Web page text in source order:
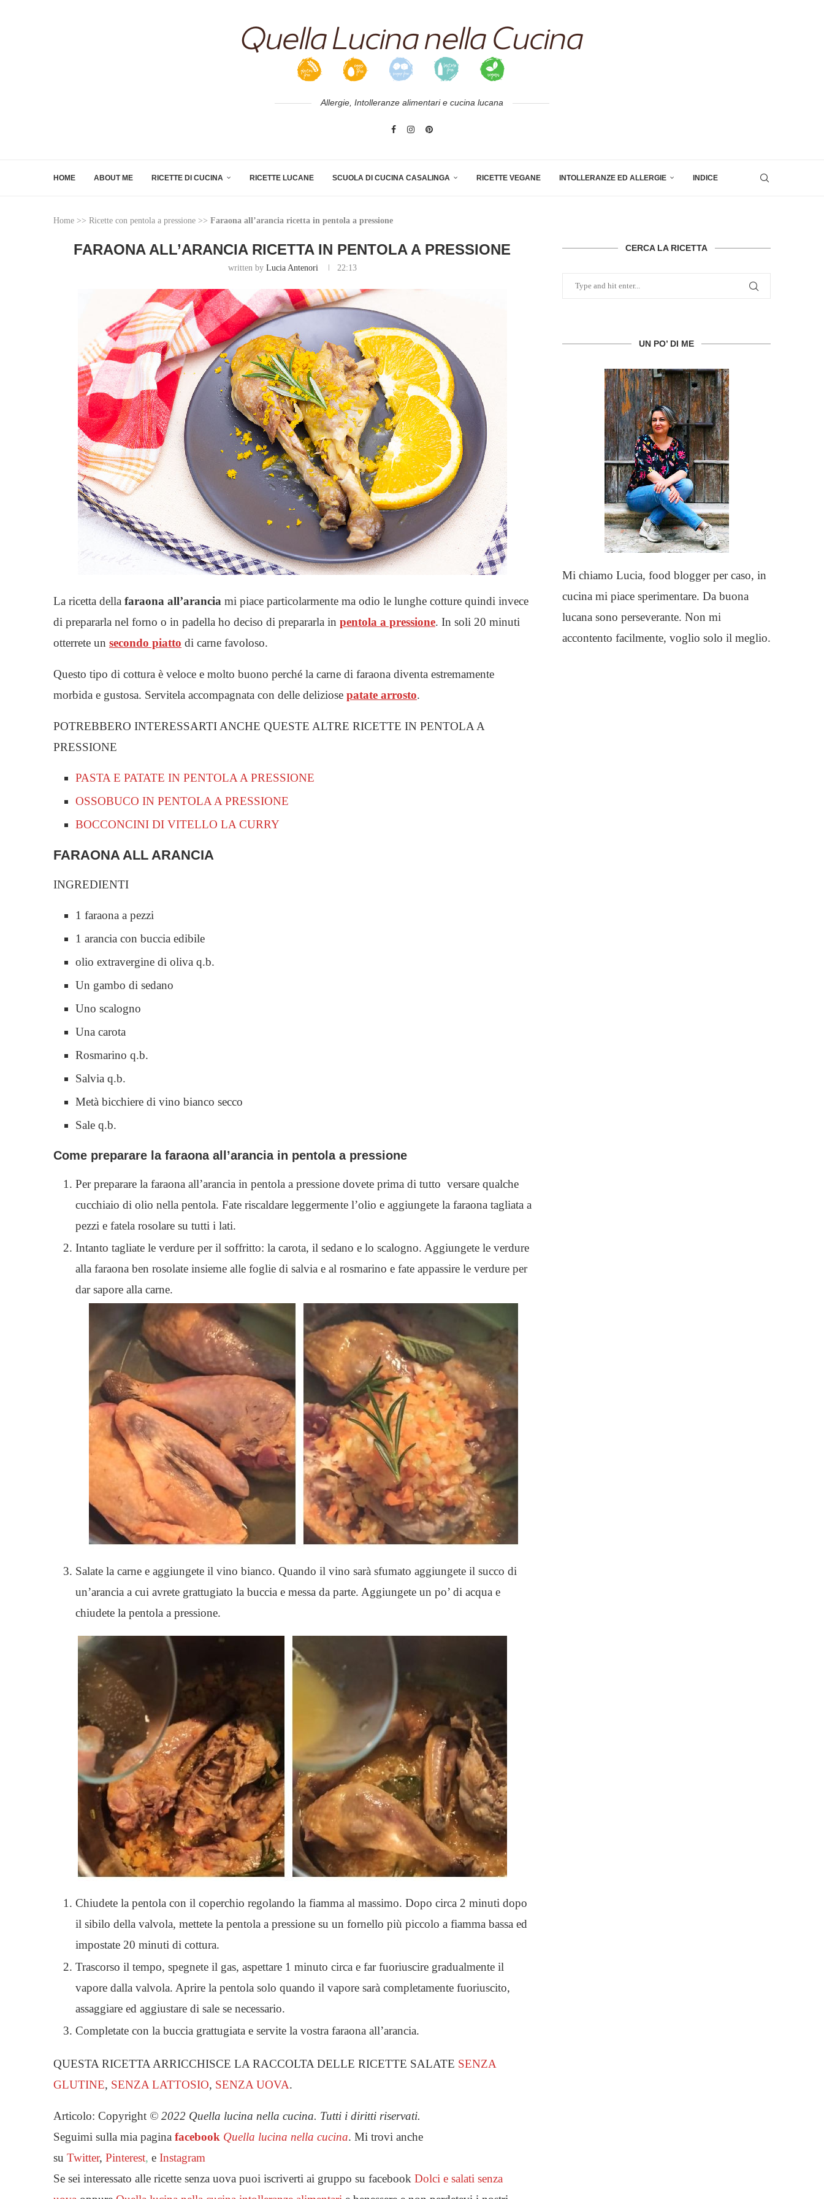
Allergie, Intolleranze alimentari e cucina lucana
HOME ABOUT ME RICETTE DI CUCINA RICETTE LUCANE SCUOLA DI CUCINA CASALINGA RICETTE VEGANE INTOLLERANZE ED ALLERGIE INDICE
Home >> Ricette con pentola a pressione >> Faraona all’arancia ricetta in pentola a pressione
FARAONA ALL’ARANCIA RICETTA IN PENTOLA A PRESSIONE
written by Lucia Antenori 22:13
La ricetta della faraona all’arancia mi piace particolarmente ma odio le lunghe cotture quindi invece
di prepararla nel forno o in padella ho deciso di prepararla in pentola a pressione. In soli 20 minuti
otterrete un secondo piatto di carne favoloso.
Questo tipo di cottura è veloce e molto buono perché la carne di faraona diventa estremamente
morbida e gustosa. Servitela accompagnata con delle deliziose patate arrosto.
POTREBBERO INTERESSARTI ANCHE QUESTE ALTRE RICETTE IN PENTOLA A
PRESSIONE
PASTA E PATATE IN PENTOLA A PRESSIONE
OSSOBUCO IN PENTOLA A PRESSIONE
BOCCONCINI DI VITELLO LA CURRY
FARAONA ALL ARANCIA
INGREDIENTI
1 faraona a pezzi
1 arancia con buccia edibile
olio extravergine di oliva q.b.
Un gambo di sedano
Uno scalogno
Una carota
Rosmarino q.b.
Salvia q.b.
Metà bicchiere di vino bianco secco
Sale q.b.
Come preparare la faraona all’arancia in pentola a pressione
Per preparare la faraona all’arancia in pentola a pressione dovete prima di tutto versare qualche
cucchiaio di olio nella pentola. Fate riscaldare leggermente l’olio e aggiungete la faraona tagliata a
pezzi e fatela rosolare su tutti i lati.
Intanto tagliate le verdure per il soffritto: la carota, il sedano e lo scalogno. Aggiungete le verdure
alla faraona ben rosolate insieme alle foglie di salvia e al rosmarino e fate appassire le verdure per
dar sapore alla carne.
Salate la carne e aggiungete il vino bianco. Quando il vino sarà sfumato aggiungete il succo di
un’arancia a cui avrete grattugiato la buccia e messa da parte. Aggiungete un po’ di acqua e
chiudete la pentola a pressione.
Chiudete la pentola con il coperchio regolando la fiamma al massimo. Dopo circa 2 minuti dopo
il sibilo della valvola, mettete la pentola a pressione su un fornello più piccolo a fiamma bassa ed
impostate 20 minuti di cottura.
Trascorso il tempo, spegnete il gas, aspettare 1 minuto circa e far fuoriuscire gradualmente il
vapore dalla valvola. Aprire la pentola solo quando il vapore sarà completamente fuoriuscito,
assaggiare ed aggiustare di sale se necessario.
Completate con la buccia grattugiata e servite la vostra faraona all’arancia.
QUESTA RICETTA ARRICCHISCE LA RACCOLTA DELLE RICETTE SALATE SENZA
GLUTINE, SENZA LATTOSIO, SENZA UOVA.
Articolo: Copyright © 2022 Quella lucina nella cucina. Tutti i diritti riservati.
Seguimi sulla mia pagina facebook Quella lucina nella cucina. Mi trovi anche
su Twitter, Pinterest, e Instagram
Se sei interessato alle ricette senza uova puoi iscriverti ai gruppo su facebook Dolci e salati senza
CERCA LA RICETTA
UN PO’ DI ME
Mi chiamo Lucia, food blogger per caso, in
cucina mi piace sperimentare. Da buona
lucana sono perseverante. Non mi
accontento facilmente, voglio solo il meglio.